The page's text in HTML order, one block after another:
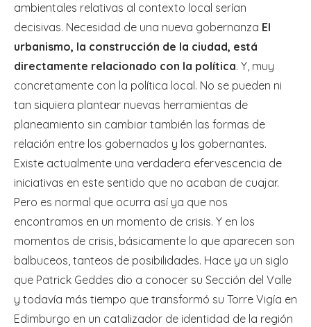
ambientales relativas al contexto local serían
decisivas. Necesidad de una nueva gobernanza El
urbanismo, la construcción de la ciudad, está
directamente relacionado con la política. Y, muy
concretamente con la política local. No se pueden ni
tan siquiera plantear nuevas herramientas de
planeamiento sin cambiar también las formas de
relación entre los gobernados y los gobernantes.
Existe actualmente una verdadera efervescencia de
iniciativas en este sentido que no acaban de cuajar.
Pero es normal que ocurra así ya que nos
encontramos en un momento de crisis. Y en los
momentos de crisis, básicamente lo que aparecen son
balbuceos, tanteos de posibilidades. Hace ya un siglo
que Patrick Geddes dio a conocer su Sección del Valle
y todavía más tiempo que transformó su Torre Vigía en
Edimburgo en un catalizador de identidad de la región